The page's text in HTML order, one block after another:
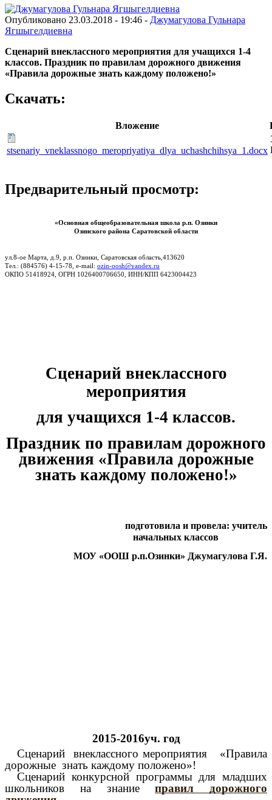
Опубликовано 23.03.2018 - 19:46 - Джумагулова Гульнара
Ягшыгелдиевна
Сценарий внеклассного мероприятия для учащихся 1-4
классов. Праздник по правилам дорожного движения
«Правила дорожные знать каждому положено!»
Скачать:
Вложение
stsenariy_vneklassnogo_meropriyatiya_dlya_uchashchihsya_1.docx
Предварительный просмотр:
«Основная общеобразовательная школа р.п. Озинки
Озинского района Саратовской области
ул.8-ое Марта, д.9, р.п. Озинки, Саратовская область,413620
Тел.: (884576) 4-15-78, e-mail: ozin-oosh@yandex.ru
ОКПО 51418924, ОГРН 1026400706650, ИНН/КПП 6423004423
Сценарий внеклассного
мероприятия
для учащихся 1-4 классов.
Праздник по правилам дорожного
движения «Правила дорожные
знать каждому положено!»
подготовила и провела: учитель
начальных классов
МОУ «ООШ р.п.Озинки» Джумагулова Г.Я.
2015-2016уч. год
Сценарий внеклассного мероприятия «Правила
дорожные знать каждому положено»!
Сценарий конкурсной программы для младших
школьников на знаниеправил дорожного